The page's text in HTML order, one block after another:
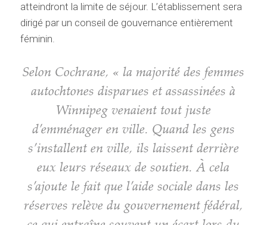
atteindront la limite de séjour. L’établissement sera
dirigé par un conseil de gouvernance entièrement
féminin.
Selon Cochrane, « la majorité des femmes
autochtones disparues et assassinées à
Winnipeg venaient tout juste
d’emménager en ville. Quand les gens
s’installent en ville, ils laissent derrière
eux leurs réseaux de soutien. À cela
s’ajoute le fait que l’aide sociale dans les
réserves relève du gouvernement fédéral,